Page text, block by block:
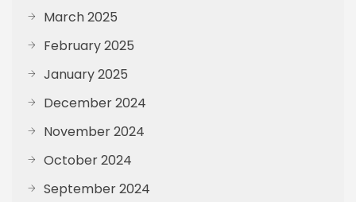
March 2025
February 2025
January 2025
December 2024
November 2024
October 2024
September 2024